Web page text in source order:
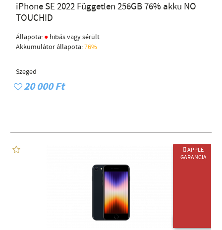
iPhone SE 2022 Független 256GB 76% akku NO
TOUCHID
Állapota: ● hibás vagy sérült
Akkumulátor állapota:76%
Szeged
20 000 Ft
 APPLE
GARANCIA